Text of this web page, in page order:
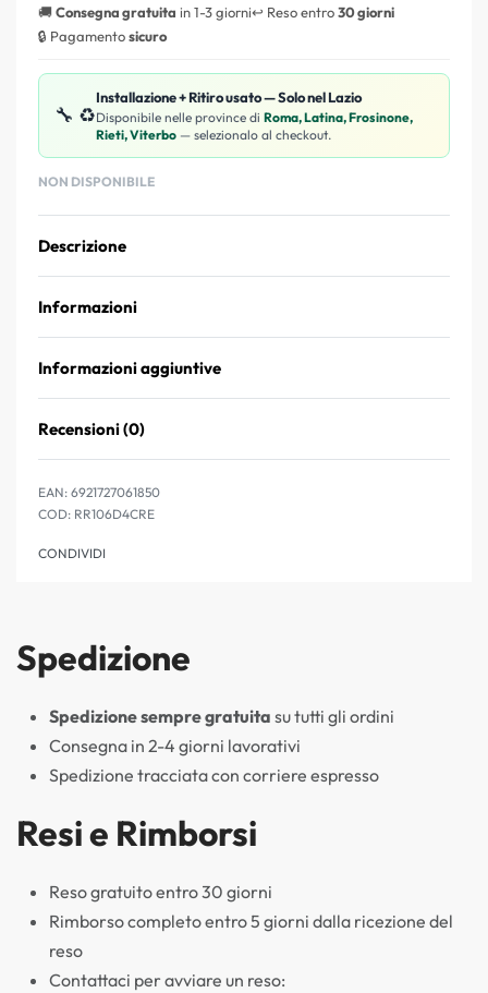
🚚Consegna gratuita in 1-3 giorni↩️ Reso entro30 giorni
🔒 Pagamentosicuro
🔧 ♻️
Installazione + Ritiro usato — Solo nel Lazio
Disponibile nelle province di Roma, Latina, Frosinone,
Rieti, Viterbo — selezionalo al checkout.
NON DISPONIBILE
Descrizione
Informazioni
Informazioni aggiuntive
Recensioni (0)
EAN: 6921727061850
RR106D4CRE
CONDIVIDI
Spedizione
Spedizione sempre gratuita su tutti gli ordini
Consegna in 2-4 giorni lavorativi
Spedizione tracciata con corriere espresso
Resi e Rimborsi
Reso gratuito entro 30 giorni
Rimborso completo entro 5 giorni dalla ricezione del
reso
Contattaci per avviare un reso: